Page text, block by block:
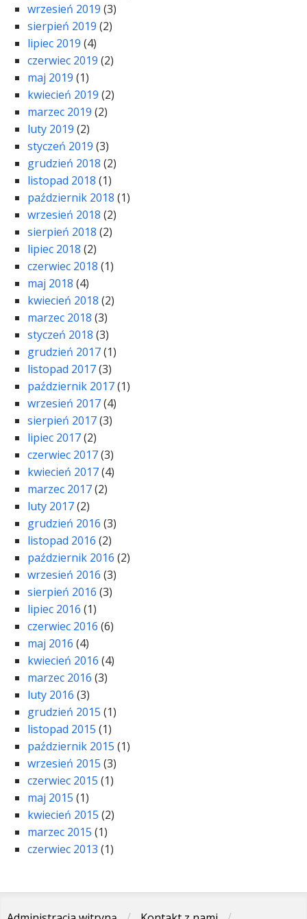
wrzesień 2019 (3)
sierpień 2019 (2)
lipiec 2019 (4)
czerwiec 2019 (2)
maj 2019 (1)
kwiecień 2019 (2)
marzec 2019 (2)
luty 2019 (2)
styczeń 2019 (3)
grudzień 2018 (2)
listopad 2018 (1)
październik 2018 (1)
wrzesień 2018 (2)
sierpień 2018 (2)
lipiec 2018 (2)
czerwiec 2018 (1)
maj 2018 (4)
kwiecień 2018 (2)
marzec 2018 (3)
styczeń 2018 (3)
grudzień 2017(1)
listopad 2017(3)
październik 2017(1)
wrzesień 2017(4)
sierpień 2017(3)
lipiec 2017(2)
czerwiec 2017(3)
kwiecień 2017(4)
marzec 2017(2)
luty 2017(2)
grudzień 2016 (3)
listopad 2016 (2)
październik 2016 (2)
wrzesień 2016 (3)
sierpień 2016 (3)
lipiec 2016 (1)
czerwiec 2016 (6)
maj 2016 (4)
kwiecień 2016 (4)
marzec 2016 (3)
luty 2016 (3)
grudzień 2015 (1)
listopad 2015 (1)
październik 2015 (1)
wrzesień 2015 (3)
czerwiec 2015 (1)
maj 2015 (1)
kwiecień 2015 (2)
marzec 2015 (1)
czerwiec 2013 (1)